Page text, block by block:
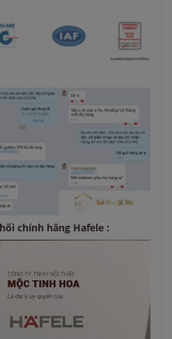
chính hãng Hafele :